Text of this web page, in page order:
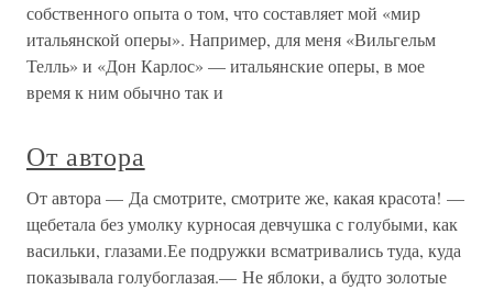
собственного опыта о том, что составляет мой «мир
итальянской оперы». Например, для меня «Вильгельм
Телль» и «Дон Карлос» — итальянские оперы, в мое
время к ним обычно так и
От автора
От автора — Да смотрите, смотрите же, какая красота! —
щебетала без умолку курносая девчушка с голубыми, как
васильки, глазами.Ее подружки всматривались туда, куда
показывала голубоглазая.— Не яблоки, а будто золотые